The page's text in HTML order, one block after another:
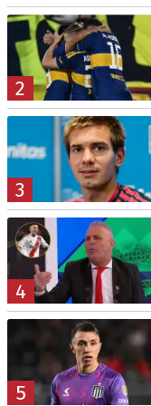
2
3
4
5